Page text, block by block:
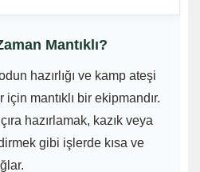
Mantıklı?
hazırlığı ve kamp ateşi
mantıklı bir ekipmandır.
hazırlamak, kazık veya
gibi işlerde kısa ve